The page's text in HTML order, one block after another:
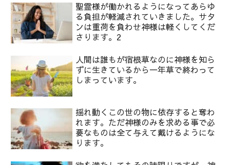
聖霊様が働かれるようになってあらゆ
る負担が軽減されていきました。サタ
ンは重荷を負わせ神様は軽くしてくだ
さります。2
人間は誰もが宿根草なのに神様を知ら
ずに生きているから一年草で終わって
しまっています。
揺れ動くこの世の物に依存すると奪わ
れます。ただ神様のみを求める事で必
要なものは全て与えて戴けるようにな
ります。